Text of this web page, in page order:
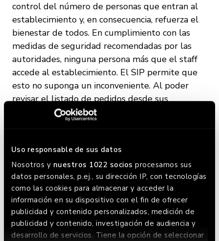
Uso responsable de sus datos
Nosotros y nuestros 1022 socios procesamos sus
datos personales, p.ej., su dirección IP, con tecnologías
como las cookies para almacenar y acceder la
información en su dispositivo con el fin de ofrecer
publicidad y contenido personalizados, medición de
publicidad y contenido, investigación de audiencia y
desarrollo de servicios. Tiene la opción de seleccionar
control del número de personas que entran al
establecimiento y, en consecuencia, refuerza el
bienestar de todos. En cumplimiento con las
medidas de seguridad recomendadas por las
autoridades, ninguna persona más que el staff
accede al establecimiento. El SIP permite que
esto no suponga un inconveniente. Al poder
revisar el listado de pedidos desde sus
dispositivos móviles, desaparece la necesidad de
Otro beneficio esun incremento notable de la
eficiencia . Dado que el estatus de preparación
del pedido es compartido en tiempo real,el
rider puede organizar su ruta de la manera
que él mejor considere para realizar los
repartos .Anthony Faria, rider que colabora
con Deliveroo, destaca que “la verdad es que